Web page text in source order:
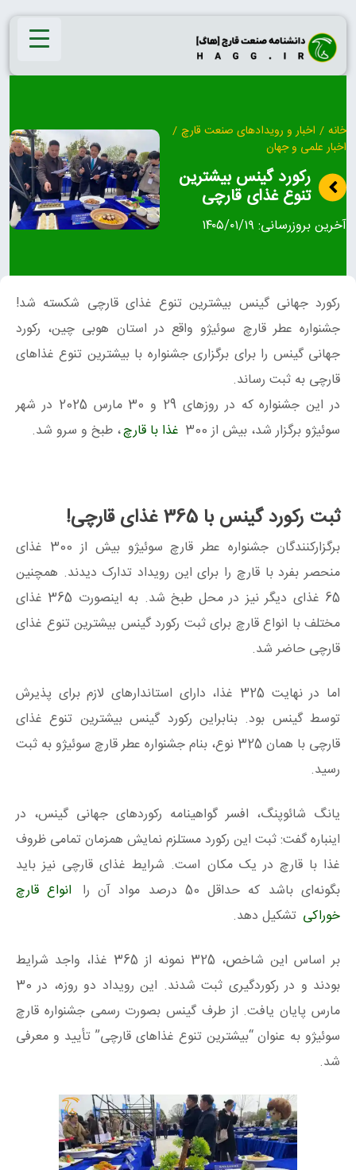
Skip
content
خانه / اخبار و رویدادهای صنعت قارچ /
اخبار علمی و جهان
رکورد گینس بیشترین
تنوع غذای قارچی
آخرین بروزرسانی: ۱۴۰۵/۰۱/۱۹
رکورد جهانی گینس بیشترین تنوع غذای قارچی شکسته شد!
جشنواره عطر قارچ سوئیژو واقع در استان هوبی چین، رکورد
جهانی گینس را برای برگزاری جشنواره با بیشترین تنوع غذاهای
قارچی به ثبت رساند.
در این جشنواره که در روزهای 29 و 30 مارس 2025 در شهر
سوئیژو برگزار شد، بیش از 300
غذا با قارچ، طبخ و سرو شد.
ثبت رکورد گینس با 365 غذای قارچی!
برگزارکنندگان جشنواره عطر قارچ سوئیژو بیش از 300 غذای
منحصر بفرد با قارچ را برای این رویداد تدارک دیدند. همچنین
65 غذای دیگر نیز در محل طبخ شد. به اینصورت 365 غذای
مختلف با انواع قارچ برای ثبت رکورد گینس بیشترین تنوع غذای
قارچی حاضر شد.
اما در نهایت 325 غذا، دارای استاندارهای لازم برای پذیرش
توسط گینس بود. بنابراین رکورد گینس بیشترین تنوع غذای
قارچی با همان 325 نوع، بنام جشنواره عطر قارچ سوئیژو به ثبت
رسید.
یانگ شائوپنگ، افسر گواهینامه رکوردهای جهانی گینس، در
اینباره گفت: ثبت این رکورد مستلزم نمایش همزمان تمامی ظروف
غذا با قارچ در یک مکان است. شرایط غذای قارچی نیز باید
بگونه‌ای باشد که حداقل 50 درصد مواد آن را
انواع قارچ
خوراکی تشکیل دهد.
بر اساس این شاخص، 325 نمونه از 365 غذا، واجد شرایط
بودند و در رکوردگیری ثبت شدند. این رویداد دو روزه، در 30
مارس پایان یافت. از طرف گینس بصورت رسمی جشنواره قارچ
سوئیژو به عنوان “بیشترین تنوع غذاهای قارچی” تأیید و معرفی
شد.